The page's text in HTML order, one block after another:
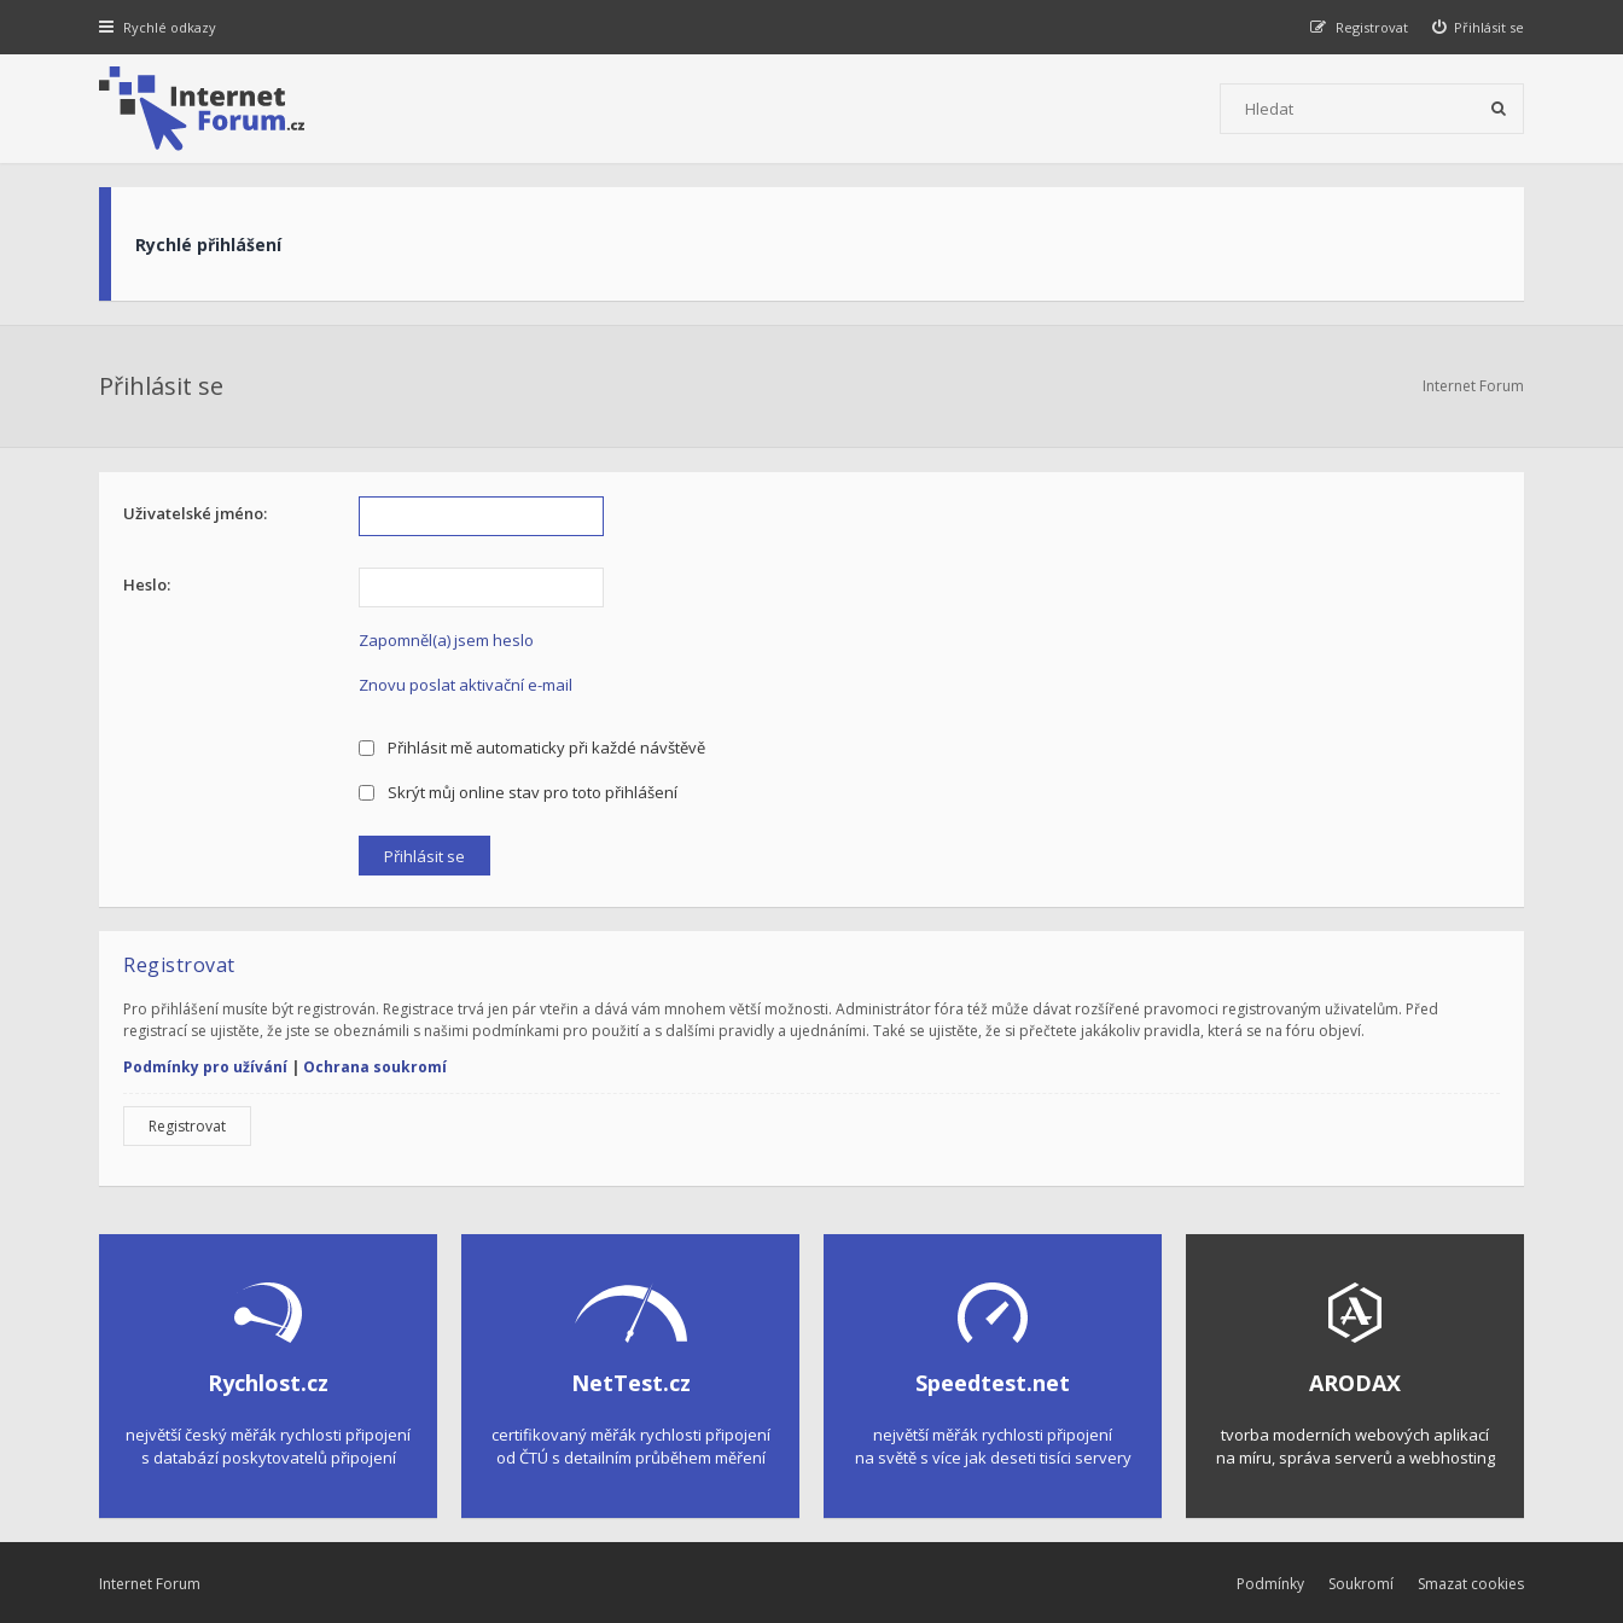
Rychlé odkazy Přihlásit se
Registrovat
Rychlé přihlášení
Přihlásit se Internet Forum
Uživatelské jméno:
Heslo:
Zapomněl(a) jsem heslo
Znovu poslat aktivační e-mail
Přihlásit mě automaticky při každé návštěvě
Skrýt můj online stav pro toto přihlášení
Registrovat
Pro přihlášení musíte být registrován. Registrace trvá jen pár vteřin a dává vám mnohem větší možnosti. Administrátor fóra též může dávat rozšířené pravomoci registrovaným uživatelům. Před
registrací se ujistěte, že jste se obeznámili s našimi podmínkami pro použití a s dalšími pravidly a ujednáními. Také se ujistěte, že si přečtete jakákoliv pravidla, která se na fóru objeví.
Podmínky pro užívání | Ochrana soukromí
Registrovat
Rychlost.cz
největší český měřák rychlosti připojení
s databází poskytovatelů připojení
NetTest.cz
certifikovaný měřák rychlosti připojení
od ČTÚ s detailním průběhem měření
Speedtest.net
největší měřák rychlosti připojení
na světě s více jak deseti tisíci servery
ARODAX
tvorba moderních webových aplikací
na míru, správa serverů a webhosting
Internet Forum Smazat cookies
Soukromí
Podmínky